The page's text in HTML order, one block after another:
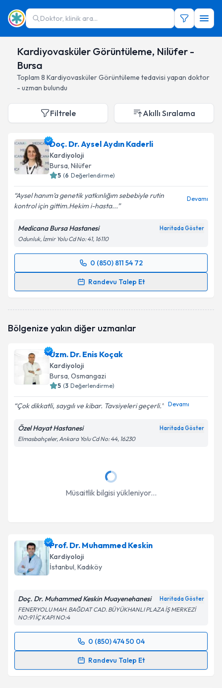
Doktor, klinik ara...
Kardiyovasküler Görüntüleme, Nilüfer -
Bursa
Toplam 8 Kardiyovasküler Görüntüleme tedavisi yapan doktor
- uzman bulundu
Filtrele Akıllı Sıralama
Doç. Dr. Aysel Aydın Kaderli
Kardiyoloji
Bursa, Nilüfer
5 (6 Değerlendirme)
Aysel hanım’a genetik yatkınlığım sebebiyle rutin
kontrol için gittim.Hekim i-hasta...
Devamı
Medicana Bursa Hastanesi Haritada Göster
Odunluk, İzmir Yolu Cd No: 41, 16110
0 (850) 811 54 72
Randevu Talep Et
Randevu Takvimi Talebi
talebi oluşturun. Size bu uzmandan randevu almanız
bilgilendireceğiz.
E-posta Adresiniz
Kişisel verilerimin işlenmesine ilişkinAydınlatma
Metni'ni okudum ve kişisel verilerimin belirtilen
Bölgenize yakın diğer uzmanlar
Uzm. Dr. Enis Koçak
Kardiyoloji
Bursa, Osmangazi
5 (3 Değerlendirme)
Çok dikkatli, saygılı ve kibar. Tavsiyeleri geçerli. Devamı
Özel Hayat Hastanesi Haritada Göster
Elmasbahçeler, Ankara Yolu Cd No: 44, 16230
Müsaitlik bilgisi yükleniyor...
Prof. Dr. Muhammed Keskin
Kardiyoloji
İstanbul, Kadıköy
Doç. Dr. Muhammed Keskin Muayenehanesi Haritada Göster
FENERYOLU MAH. BAĞDAT CAD. BÜYÜKHANLI PLAZA İŞ MERKEZİ
NO:91 İÇ KAPI NO:4
0 (850) 474 50 04
Randevu Talep Et
Randevu Takvimi Talebi